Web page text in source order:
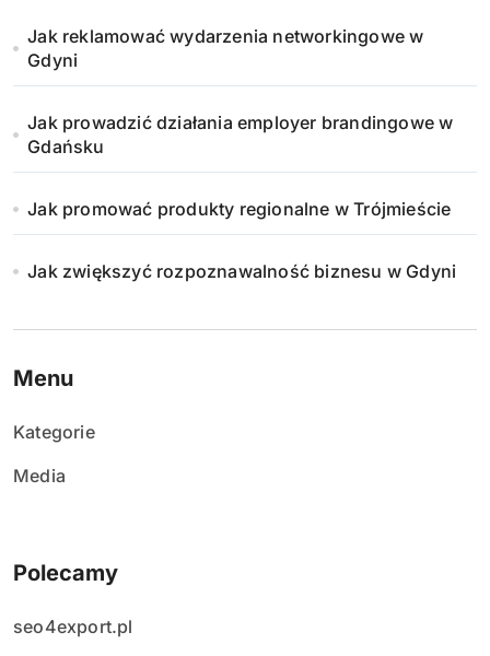
Jak reklamować wydarzenia networkingowe w
Gdyni
Jak prowadzić działania employer brandingowe w
Gdańsku
Jak promować produkty regionalne w Trójmieście
Jak zwiększyć rozpoznawalność biznesu w Gdyni
Menu
Kategorie
Media
Polecamy
seo4export.pl